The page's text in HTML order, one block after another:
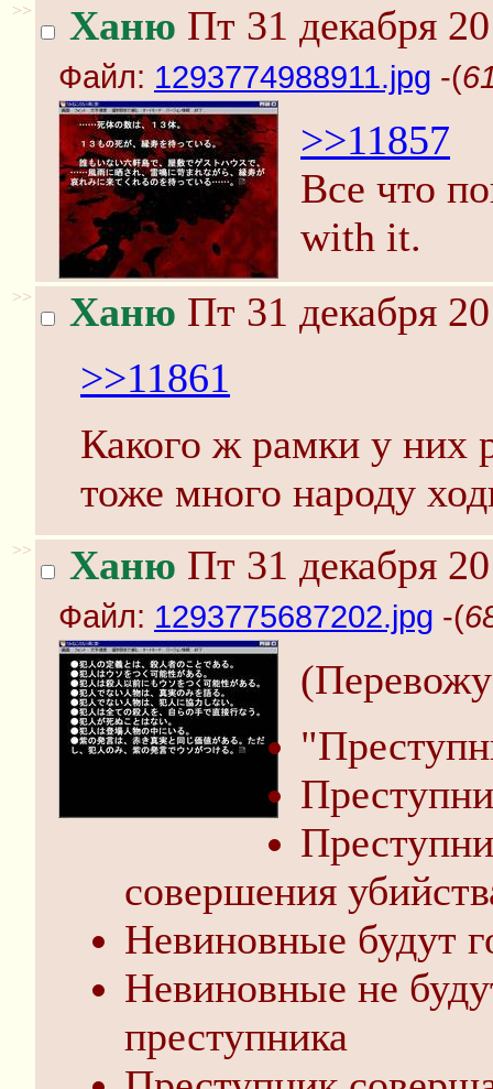
>> Ханю Пт 31 декабря
Файл: 1293774988911.jpg -(
>>11857
Все что
with it.
>> Ханю Пт 31 декабря
>>11861
Какого ж рамки у них
тоже много народу
>> Ханю Пт 31 декабря
Файл: 1293775687202.jpg -(
(Перевожу
совершения
Невиновные будут
Невиновные не
преступника